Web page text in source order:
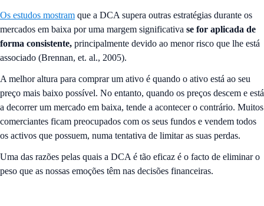
Os estudos mostram que a DCA supera outras estratégias durante os
mercados em baixa por uma margem significativa se for aplicada de
forma consistente, principalmente devido ao menor risco que lhe está
associado (Brennan, et. al., 2005).
A melhor altura para comprar um ativo é quando o ativo está ao seu
preço mais baixo possível. No entanto, quando os preços descem e está
a decorrer um mercado em baixa, tende a acontecer o contrário. Muitos
comerciantes ficam preocupados com os seus fundos e vendem todos
os activos que possuem, numa tentativa de limitar as suas perdas.
Uma das razões pelas quais a DCA é tão eficaz é o facto de eliminar o
peso que as nossas emoções têm nas decisões financeiras.